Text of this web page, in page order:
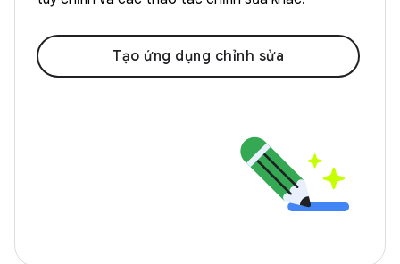
Tạo ứng dụng chỉnh sửa